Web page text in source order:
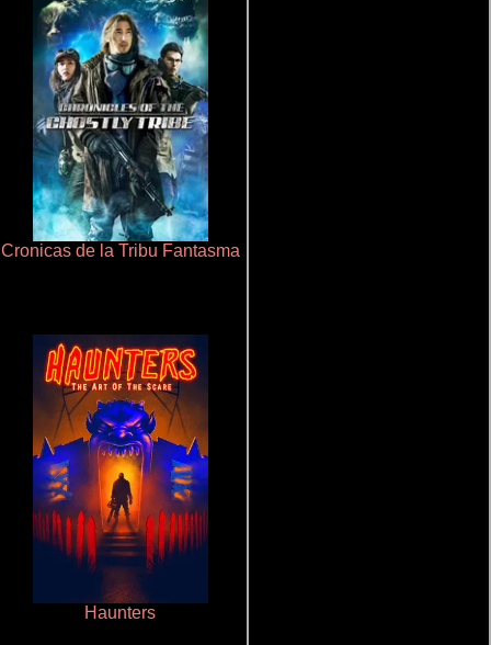
Cronicas de la Tribu Fantasma
Haunters